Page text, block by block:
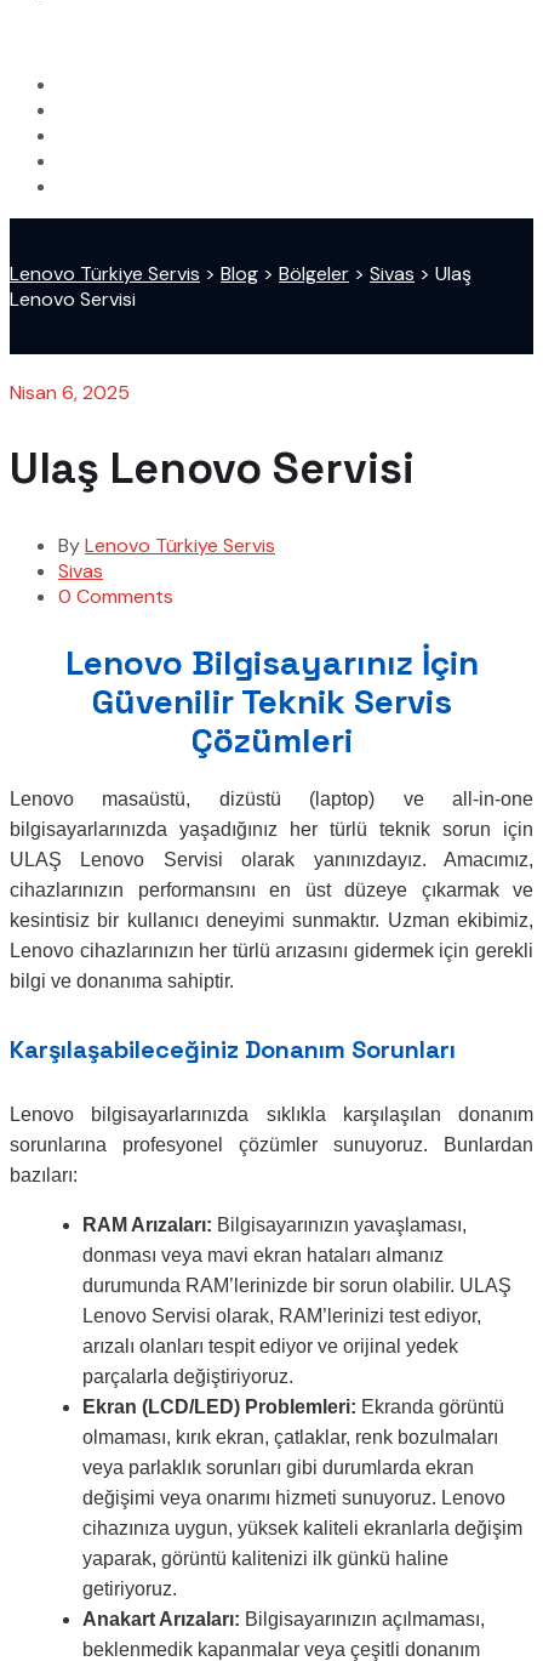
Lenovo Türkiye Servis > Blog > Bölgeler > Sivas > Ulaş
Lenovo Servisi
Nisan 6, 2025
Ulaş Lenovo Servisi
ByLenovo Türkiye Servis
Sivas
0 Comments
Lenovo Bilgisayarınız İçin
Güvenilir Teknik Servis
Çözümleri
Lenovo masaüstü, dizüstü (laptop) ve all-in-one
bilgisayarlarınızda yaşadığınız her türlü teknik sorun için
ULAŞ Lenovo Servisi olarak yanınızdayız. Amacımız,
cihazlarınızın performansını en üst düzeye çıkarmak ve
kesintisiz bir kullanıcı deneyimi sunmaktır. Uzman ekibimiz,
Lenovo cihazlarınızın her türlü arızasını gidermek için gerekli
bilgi ve donanıma sahiptir.
Karşılaşabileceğiniz Donanım Sorunları
Lenovo bilgisayarlarınızda sıklıkla karşılaşılan donanım
sorunlarına profesyonel çözümler sunuyoruz. Bunlardan
bazıları:
RAM Arızaları: Bilgisayarınızın yavaşlaması,
donması veya mavi ekran hataları almanız
durumunda RAM’lerinizde bir sorun olabilir. ULAŞ
Lenovo Servisi olarak, RAM’lerinizi test ediyor,
arızalı olanları tespit ediyor ve orijinal yedek
parçalarla değiştiriyoruz.
Ekran (LCD/LED) Problemleri: Ekranda görüntü
olmaması, kırık ekran, çatlaklar, renk bozulmaları
veya parlaklık sorunları gibi durumlarda ekran
değişimi veya onarımı hizmeti sunuyoruz. Lenovo
cihazınıza uygun, yüksek kaliteli ekranlarla değişim
yaparak, görüntü kalitenizi ilk günkü haline
getiriyoruz.
Anakart Arızaları: Bilgisayarınızın açılmaması,
beklenmedik kapanmalar veya çeşitli donanım